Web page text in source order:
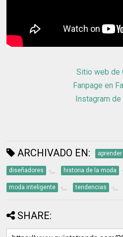
Sitio web de
Fanpage en
Instagram de
ARCHIVADO EN:
diseñadores historia de la moda
moda inteligente tendencias
SHARE: